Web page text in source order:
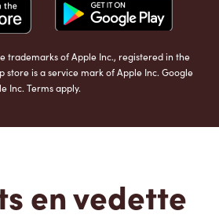
trademarks of Apple Inc., registered in the
store is a service mark of Apple Inc. Google
Inc. Terms apply.
en vedette